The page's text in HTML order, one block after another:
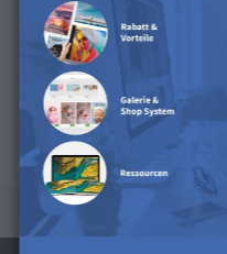
Dieses Produkt ist für
Minileporellos erhältlich.